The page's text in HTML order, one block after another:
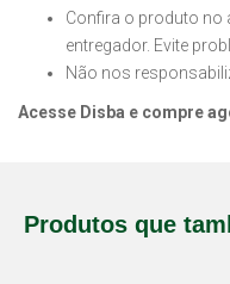
Confira o produto no
entregador. Evite
Não nos
Acesse Disba e compre
Produtos que